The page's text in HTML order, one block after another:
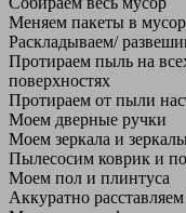
Меняем пакеты в
Раскладываем/
Протираем пыль на
поверхностях
Протираем от пыли
Моем дверные ручки
Моем зеркала и
Пылесосим коврик и
Моем пол и плинтуса
Аккуратно